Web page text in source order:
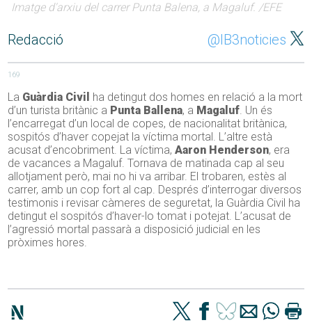
Imatge d'arxiu del carrer Punta Balena, a Magaluf. /EFE
Redacció @IB3noticies
169
La Guàrdia Civil ha detingut dos homes en relació a la mort
d’un turista britànic a Punta Ballena, a Magaluf. Un és
l’encarregat d’un local de copes, de nacionalitat britànica,
sospitós d’haver copejat la víctima mortal. L’altre està
acusat d’encobriment. La víctima,Aaron Henderson, era
de vacances a Magaluf. Tornava de matinada cap al seu
allotjament però, mai no hi va arribar. El trobaren, estès al
carrer, amb un cop fort al cap. Després d’interrogar diversos
testimonis i revisar càmeres de seguretat, la Guàrdia Civil ha
detingut el sospitós d’haver-lo tomat i potejat. L’acusat de
l’agressió mortal passarà a disposició judicial en les
pròximes hores.